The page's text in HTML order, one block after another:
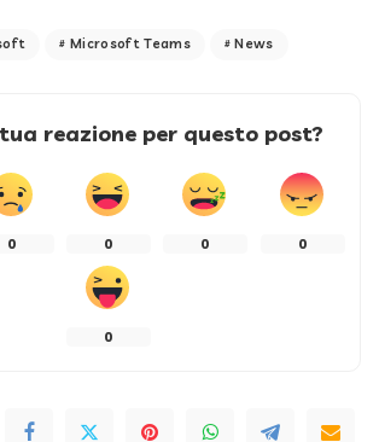
Microsoft Teams News
reazione per questo post?
0 0 0 0
0